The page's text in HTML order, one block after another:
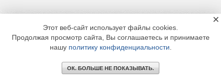
Этот веб-сайт использует файлы cookies.
Продолжая просмотр сайта, Вы соглашаетесь и принимаете
нашу политику конфиденциальности
ОК. БОЛЬШЕ НЕ ПОКАЗЫВАТЬ.
×